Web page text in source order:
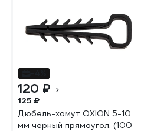
120 ₽
125 ₽
Дюбель-хомут OXION 5-10
мм черный прямоугол. (100